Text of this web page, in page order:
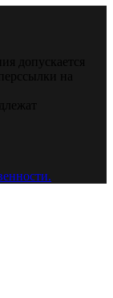
допускается
на